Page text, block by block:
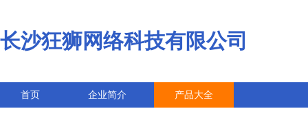
长沙狂狮网络科技有限公司
首页 企业简介 产品大全